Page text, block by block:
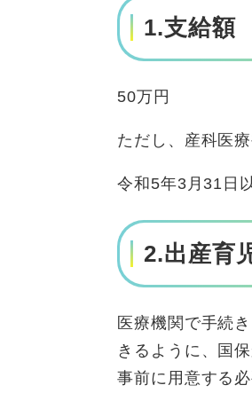
1.支給額
50万円
ただし、産科医
令和5年3月31日
2.出産育
医療機関で手続
きるように、国
事前に用意する